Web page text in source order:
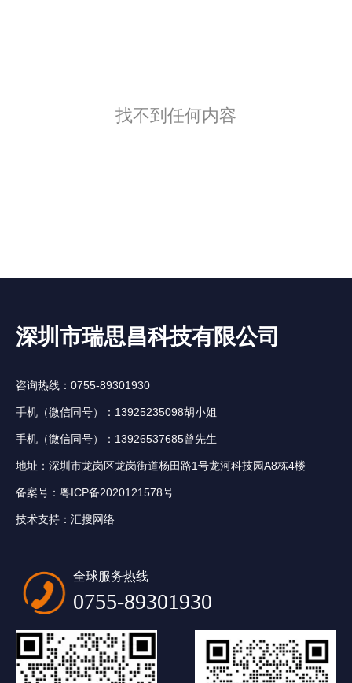
找不到任何内容
深圳市瑞思昌科技有限公司
咨询热线：0755-89301930
手机（微信同号）：13925235098胡小姐
手机（微信同号）：13926537685曾先生
地址：深圳市龙岗区龙岗街道杨田路1号龙河科技园A8栋4楼
备案号： 粤ICP备2020121578号
技术支持： 汇搜网络
全球服务热线
0755-89301930